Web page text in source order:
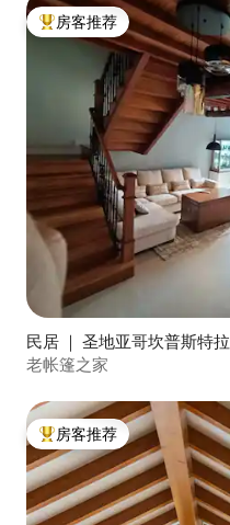
热门「房客推荐」
房客推荐
民居 ｜ 圣地亚哥坎普斯特拉
老帐篷之家
热门「房客推荐」
房客推荐